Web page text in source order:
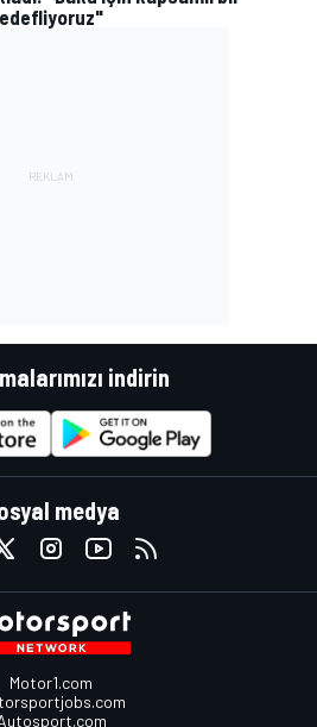
indirin
medya
Motor1.com